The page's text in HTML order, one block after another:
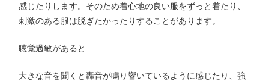
感じたりします。そのため着心地の良い服をずっと着たり、
刺激のある服は脱ぎたかったりすることがあります。
聴覚過敏があると
大きな音を聞くと轟音が鳴り響いているように感じたり、強